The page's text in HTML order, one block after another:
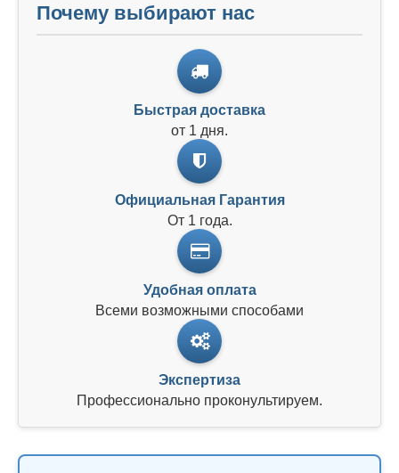
Почему выбирают нас
Быстрая доставка
от 1 дня.
Официальная Гарантия
От 1 года.
Удобная оплата
Всеми возможными способами
Экспертиза
Профессионально проконультируем.